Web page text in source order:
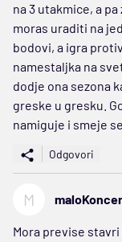
na 3 utakmice, a
moras uraditi na
bodovi, a igra
namestaljka na
dodje ona sezona
greske u gresku.
namiguje i smeje
Odgovori
M
Mora previse